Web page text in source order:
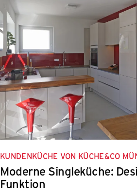
KUNDENKÜCHE VON KÜCHE&CO
Moderne Singleküche:
Funktion